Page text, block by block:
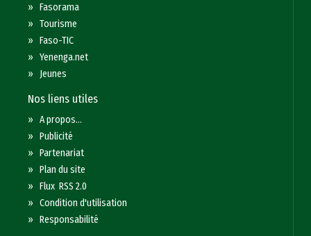
»Fasorama
»Tourisme
»Faso-TIC
»Yenenga.net
» Jeunes
Nos liens utiles
»A propos...
»Publicité
»Partenariat
»Plan du site
»Flux RSS 2.0
»Condition d'utilisation
»Responsabilité